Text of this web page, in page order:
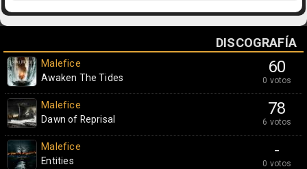
DISCOGRAFÍA
60
0 votos
Malefice
Awaken The Tides
78
6 votos
Malefice
Dawn of Reprisal
-
0 votos
Malefice
Entities